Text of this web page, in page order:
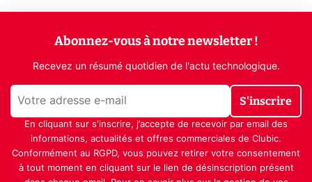
Abonnez-vous à notre newsletter !
Recevez un résumé quotidien de l'actu technologique.
S'inscrire
En cliquant sur s'inscrire, j’accepte de recevoir par email des
informations, actualités et offres commerciales de Clubic.
Conformément au RGPD, vous pouvez retirer votre consentement
à tout moment en cliquant sur le lien de désinscription présent